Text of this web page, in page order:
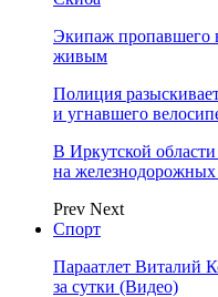
Экипаж пропавшего
живым
Полиция
и угнавшего
В Иркутской
на железнодорожных
Prev Next
Спорт
Параатлет Виталий
за сутки (Видео)